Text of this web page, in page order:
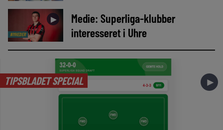
NYHEDER
►
Medie: Superliga-klubber
interesseret i Uhre
TIPSBLADET SPECIAL ►